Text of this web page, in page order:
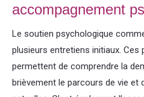
accompagnement
Le soutien psychologique
plusieurs entretiens initiaux. Ces
permettent de comprendre la
brièvement le parcours de vie et